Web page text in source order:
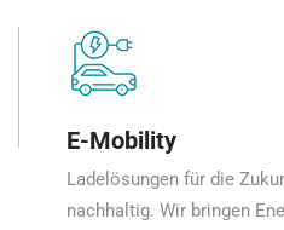
E-Mobility
Ladelösungen für die
nachhaltig. Wir bringen